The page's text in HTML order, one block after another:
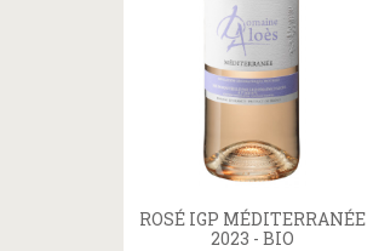
ROSÉ IGP MÉDITERRANÉE
2023 - BIO